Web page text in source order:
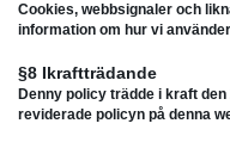
Cookies, webbsignaler och
information om hur vi
§8 Ikraftträdande
Denny policy trädde i kraft
reviderade policyn på denna